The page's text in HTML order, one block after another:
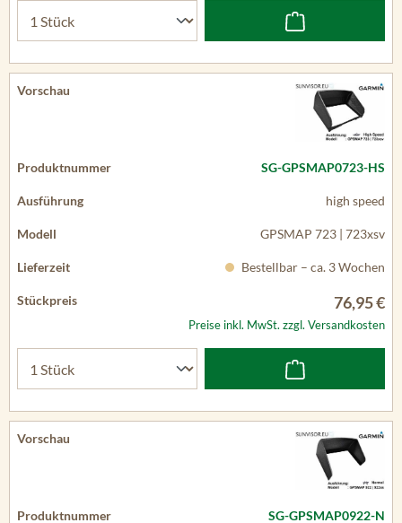
SG-GPSMAP0723-HS
high speed
GPSMAP 723 | 723xsv
Bestellbar – ca. 3 Wochen
76,95 €
Preise inkl. MwSt. zzgl. Versandkosten
SG-GPSMAP0922-N